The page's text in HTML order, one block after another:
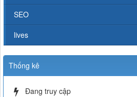
SEO
lives
Thống kê
Đang truy cập